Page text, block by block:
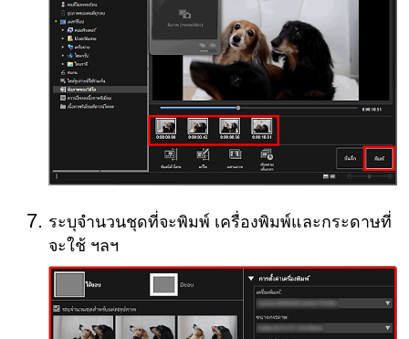
ระบุจำนวนชุดที่จะพิมพ์ เครื่องพิมพ์และกระดาษที่
จะใช้ ฯลฯ